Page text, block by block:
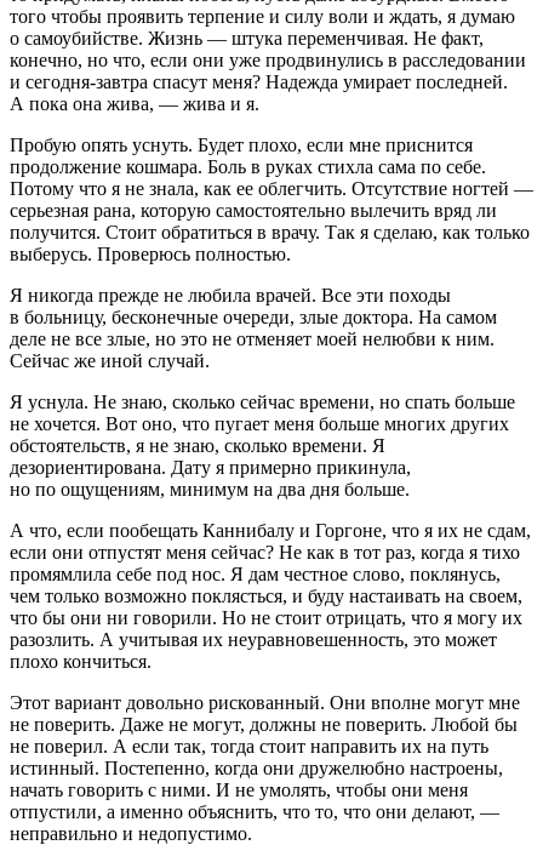
того чтобы проявить терпение и силу воли и ждать, я думаю
о самоубийстве. Жизнь — штука переменчивая. Не факт,
конечно, но что, если они уже продвинулись в расследовании
и сегодня-завтра спасут меня? Надежда умирает последней.
А пока она жива, — жива и я.
Пробую опять уснуть. Будет плохо, если мне приснится
продолжение кошмара. Боль в руках стихла сама по себе.
Потому что я не знала, как ее облегчить. Отсутствие ногтей —
серьезная рана, которую самостоятельно вылечить вряд ли
получится. Стоит обратиться в врачу. Так я сделаю, как только
выберусь. Проверюсь полностью.
Я никогда прежде не любила врачей. Все эти походы
в больницу, бесконечные очереди, злые доктора. На самом
деле не все злые, но это не отменяет моей нелюбви к ним.
Сейчас же иной случай.
Я уснула. Не знаю, сколько сейчас времени, но спать больше
не хочется. Вот оно, что пугает меня больше многих других
обстоятельств, я не знаю, сколько времени. Я
дезориентирована. Дату я примерно прикинула,
но по ощущениям, минимум на два дня больше.
А что, если пообещать Каннибалу и Горгоне, что я их не сдам,
если они отпустят меня сейчас? Не как в тот раз, когда я тихо
промямлила себе под нос. Я дам честное слово, поклянусь,
чем только возможно поклясться, и буду настаивать на своем,
что бы они ни говорили. Но не стоит отрицать, что я могу их
разозлить. А учитывая их неуравновешенность, это может
плохо кончиться.
Этот вариант довольно рискованный. Они вполне могут мне
не поверить. Даже не могут, должны не поверить. Любой бы
не поверил. А если так, тогда стоит направить их на путь
истинный. Постепенно, когда они дружелюбно настроены,
начать говорить с ними. И не умолять, чтобы они меня
отпустили, а именно объяснить, что то, что они делают, —
неправильно и недопустимо.